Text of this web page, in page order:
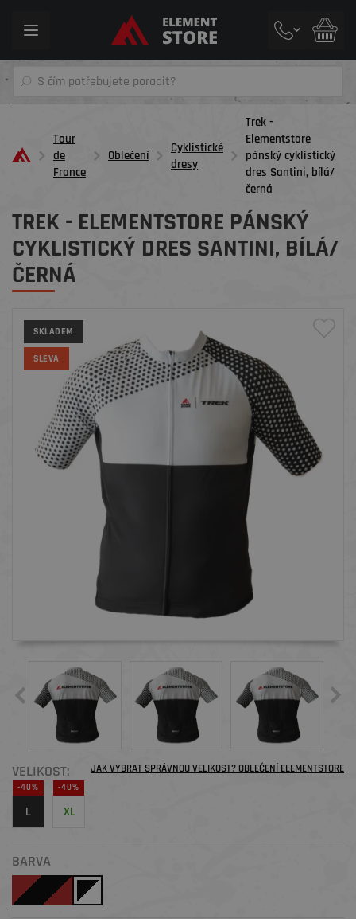
Toggle
Tour
de
France
Oblečení
Cyklistické
dresy
Trek -
Elementstore
pánský cyklistický
dres Santini, bílá/
černá
TREK - ELEMENTSTORE PÁNSKÝ
CYKLISTICKÝ DRES SANTINI, BÍLÁ/
ČERNÁ
SKLADEM
SLEVA
VELIKOST: JAK VYBRAT SPRÁVNOU VELIKOST? OBLEČENÍ ELEMENTSTORE
-40%
L
-40%
XL
BARVA